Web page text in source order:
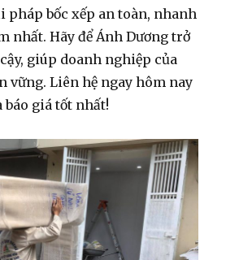
pháp bốc xếp an toàn, nhanh
nhất. Hãy để Ánh Dương trở
giúp doanh nghiệp của
vững. Liên hệ ngay hôm nay
báo giá tốt nhất!